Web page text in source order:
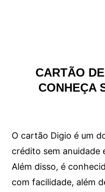
CARTÃO
CONHEÇA
O cartão Digio é um
crédito sem anuidade
Além disso, é
com facilidade, além